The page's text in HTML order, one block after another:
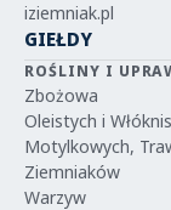
iziemniak.pl
GIEŁDY
ROŚLINY I
Zbożowa
Oleistych i
Motylkowych,
Ziemniaków
Warzyw